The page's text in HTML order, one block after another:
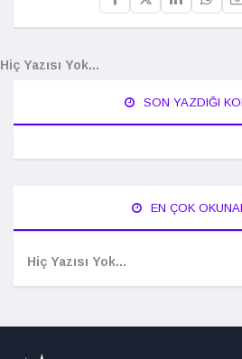
Hiç Yazısı Yok...
SON YAZDIĞI
EN ÇOK
Hiç Yazısı Yok...